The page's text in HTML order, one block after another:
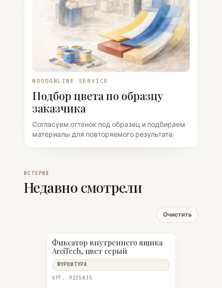
WOODONLINE SERVICE
Подбор цвета по образцу
заказчика
Согласуем оттенок под образец и подбираем
материалы для повторяемого результата.
ИСТОРИЯ
Недавно смотрели
Очистить
Фиксатор внутреннего ящика
ArciTech, цвет серый
ФУРНИТУРА
АРТ. 9235835